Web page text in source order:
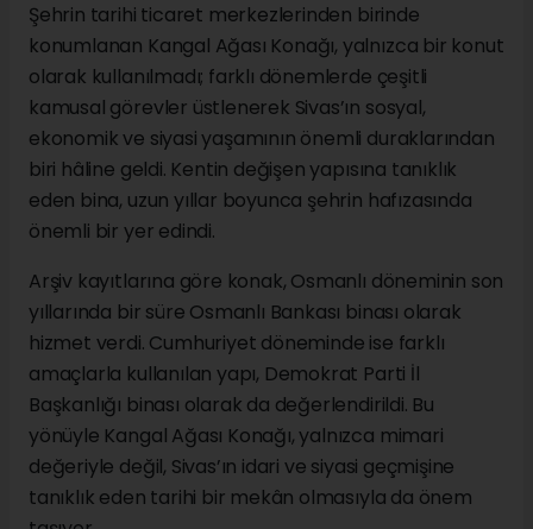
Şehrin tarihi ticaret merkezlerinden birinde
konumlanan Kangal Ağası Konağı, yalnızca bir konut
olarak kullanılmadı; farklı dönemlerde çeşitli
kamusal görevler üstlenerek Sivas’ın sosyal,
ekonomik ve siyasi yaşamının önemli duraklarından
biri hâline geldi. Kentin değişen yapısına tanıklık
eden bina, uzun yıllar boyunca şehrin hafızasında
önemli bir yer edindi.
Arşiv kayıtlarına göre konak, Osmanlı döneminin son
yıllarında bir süre Osmanlı Bankası binası olarak
hizmet verdi. Cumhuriyet döneminde ise farklı
amaçlarla kullanılan yapı, Demokrat Parti İl
Başkanlığı binası olarak da değerlendirildi. Bu
yönüyle Kangal Ağası Konağı, yalnızca mimari
değeriyle değil, Sivas’ın idari ve siyasi geçmişine
tanıklık eden tarihi bir mekân olmasıyla da önem